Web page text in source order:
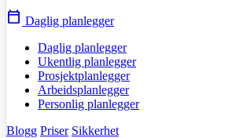
calendar_today Daglig planlegger
Daglig planlegger
Ukentlig planlegger
Prosjektplanlegger
Arbeidsplanlegger
Personlig planlegger
Blogg Priser Sikkerhet